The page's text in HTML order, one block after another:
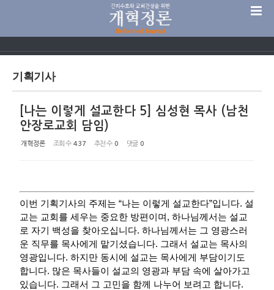
기획기사
[나는 이렇게 설교한다 5] 심성현 목사 (남천
안장로교회 담임)
개혁정론 조회 수 437 추천 수 0 댓글 0
이번 기획기사의 주제는 “나는 이렇게 설교한다”입니다. 설
교는 교회를 세우는 중요한 방편이며, 하나님께서는 설교
로 자기 백성을 찾아오십니다. 하나님께서는 그 영광스러
운 직무를 목사에게 맡기셨습니다. 그래서 설교는 목사의
영광입니다. 하지만 동시에 설교는 목사에게 부담이기도
합니다. 많은 목사들이 설교의 영광과 부담 속에 살아가고
있습니다. 그래서 그 고민을 함께 나누어 보려고 합니다.
Sketchbook5, 스케치북5
Sketchbook5, 스케치북5